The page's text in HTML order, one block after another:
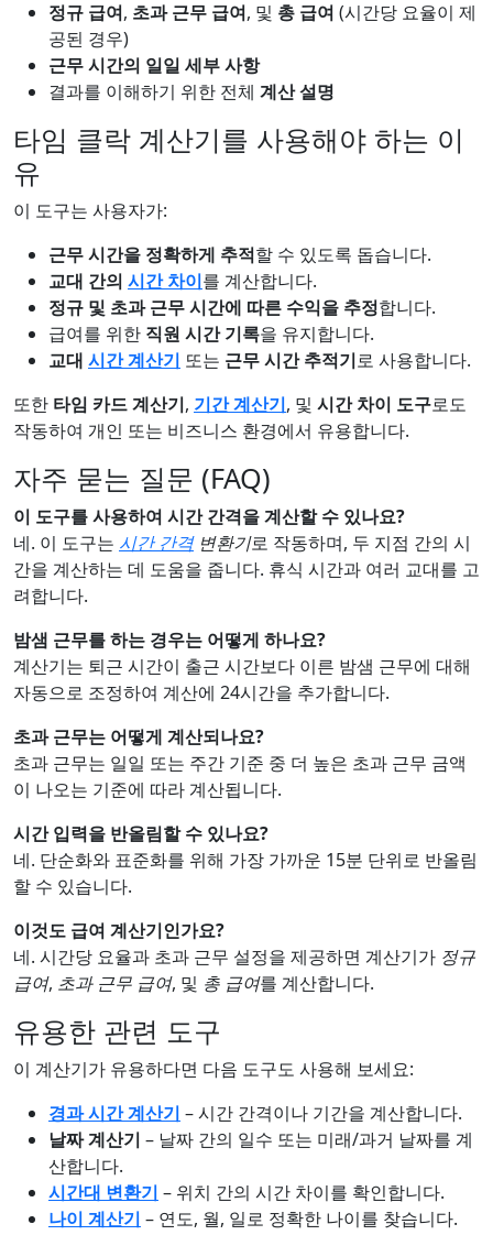
정규 급여, 초과 근무 급여, 및 총 급여 (시간당 요율이 제
공된 경우)
근무 시간의 일일 세부 사항
결과를 이해하기 위한 전체 계산 설명
타임 클락 계산기를 사용해야 하는 이
유
이 도구는 사용자가:
근무 시간을 정확하게 추적할 수 있도록 돕습니다.
교대 간의 시간 차이를 계산합니다.
정규 및 초과 근무 시간에 따른 수익을 추정합니다.
급여를 위한 직원 시간 기록을 유지합니다.
교대 시간 계산기 또는 근무 시간 추적기로 사용합니다.
또한 타임 카드 계산기, 기간 계산기, 및 시간 차이 도구로도
작동하여 개인 또는 비즈니스 환경에서 유용합니다.
자주 묻는 질문 (FAQ)
이 도구를 사용하여 시간 간격을 계산할 수 있나요?
네. 이 도구는 시간 간격변환기로 작동하며, 두 지점 간의 시
간을 계산하는 데 도움을 줍니다. 휴식 시간과 여러 교대를 고
려합니다.
밤샘 근무를 하는 경우는 어떻게 하나요?
계산기는 퇴근 시간이 출근 시간보다 이른 밤샘 근무에 대해
자동으로 조정하여 계산에 24시간을 추가합니다.
초과 근무는 어떻게 계산되나요?
초과 근무는 일일 또는 주간 기준 중 더 높은 초과 근무 금액
이 나오는 기준에 따라 계산됩니다.
시간 입력을 반올림할 수 있나요?
네. 단순화와 표준화를 위해 가장 가까운 15분 단위로 반올림
할 수 있습니다.
이것도 급여 계산기인가요?
네. 시간당 요율과 초과 근무 설정을 제공하면 계산기가 정규
급여, 초과 근무 급여, 및 총 급여를 계산합니다.
유용한 관련 도구
이 계산기가 유용하다면 다음 도구도 사용해 보세요:
경과 시간 계산기 – 시간 간격이나 기간을 계산합니다.
날짜 계산기 – 날짜 간의 일수 또는 미래/과거 날짜를 계
산합니다.
시간대 변환기 – 위치 간의 시간 차이를 확인합니다.
나이 계산기 – 연도, 월, 일로 정확한 나이를 찾습니다.